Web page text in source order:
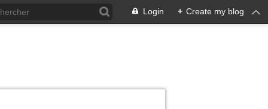
Login + Create my blog